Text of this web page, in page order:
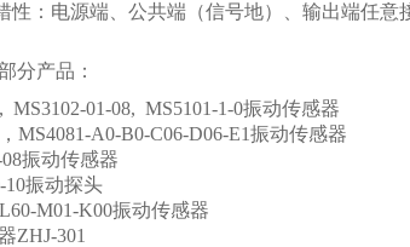
性：电源端、公共端（信号地）、输出端任意
分产品：
MS3102-01-08, MS5101-1-0振动传感器
MS4081-A0-B0-C06-D06-E1振动传感器
振动传感器
10振动探头
M01-K00振动传感器
ZHJ-301